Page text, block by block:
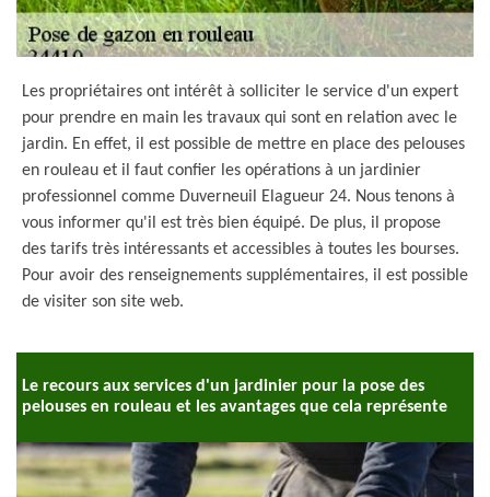
Les propriétaires ont intérêt à solliciter le service d'un expert
pour prendre en main les travaux qui sont en relation avec le
jardin. En effet, il est possible de mettre en place des pelouses
en rouleau et il faut confier les opérations à un jardinier
professionnel comme Duverneuil Elagueur 24. Nous tenons à
vous informer qu'il est très bien équipé. De plus, il propose
des tarifs très intéressants et accessibles à toutes les bourses.
Pour avoir des renseignements supplémentaires, il est possible
de visiter son site web.
Le recours aux services d'un jardinier pour la pose des
pelouses en rouleau et les avantages que cela représente